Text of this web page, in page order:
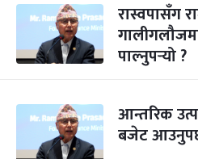
रास्वपासँग
पाल्नुपर्‍यो ?
आन्तरिक
बजेट